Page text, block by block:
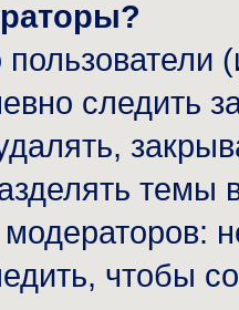
следить
темы
чтобы